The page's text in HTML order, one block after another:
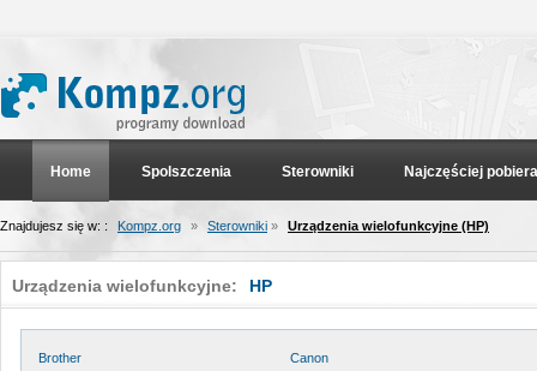
Home Spolszczenia Sterowniki Najczęściej
Znajdujesz się w: : Kompz.org » Sterowniki » Urządzenia wielofunkcyjne (HP)
Urządzenia wielofunkcyjne: HP
Brother
Canon